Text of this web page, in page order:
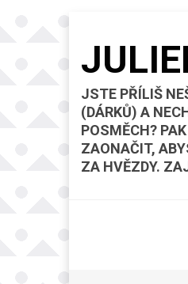
JSTE PŘÍLIŠ
(DÁRKŮ) A
POSMĚCH?
ZAONAČIT,
ZA HVĚZDY.